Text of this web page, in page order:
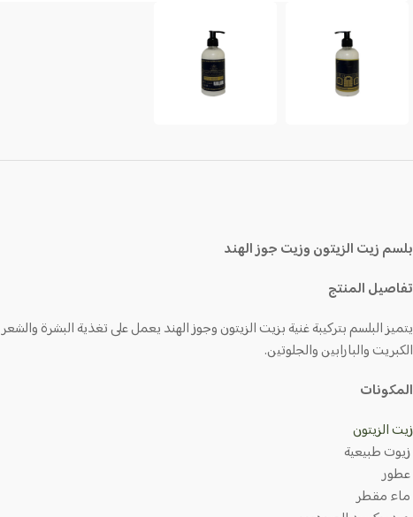
بلسم زيت الزيتون وزيت جوز الهند
تفاصيل المنتج
يتميز البلسم بتركيبة غنية بزيت الزيتون وجوز الهند يعمل على تغذية البشرة
الكبريت والبارابين والجلوتين.
المكونات
زيت الزيتون
زيوت طبيعية
عطور
ماء مقطر